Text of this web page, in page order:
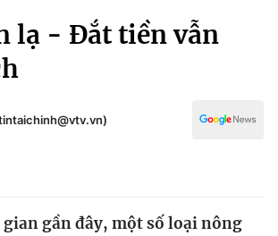
lạ - Đắt tiền vẫn
gần đây, một số loại nông